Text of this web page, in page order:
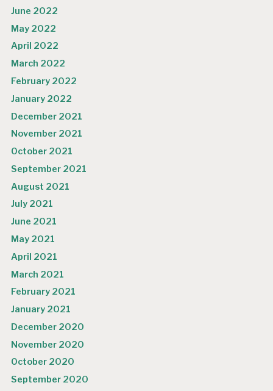
June 2022
May 2022
April 2022
March 2022
February 2022
January 2022
December 2021
November 2021
October 2021
September 2021
August 2021
July 2021
June 2021
May 2021
April 2021
March 2021
February 2021
January 2021
December 2020
November 2020
October 2020
September 2020